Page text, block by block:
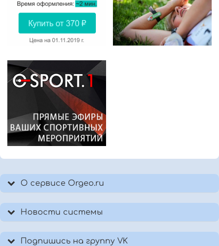
О сервисе Orgeo.ru
Новости системы
Подпишись на группу VK